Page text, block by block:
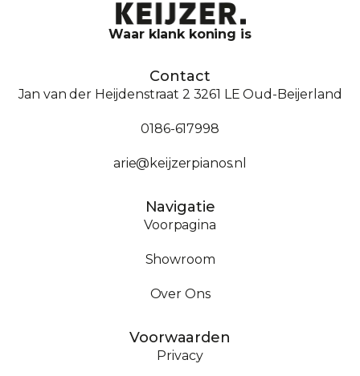
Waar klank koning is
Contact
Jan van der Heijdenstraat 2 3261 LE Oud-Beijerland
0186-617998
arie@keijzerpianos.nl
Navigatie
Voorpagina
Showroom
Over Ons
Voorwaarden
Privacy